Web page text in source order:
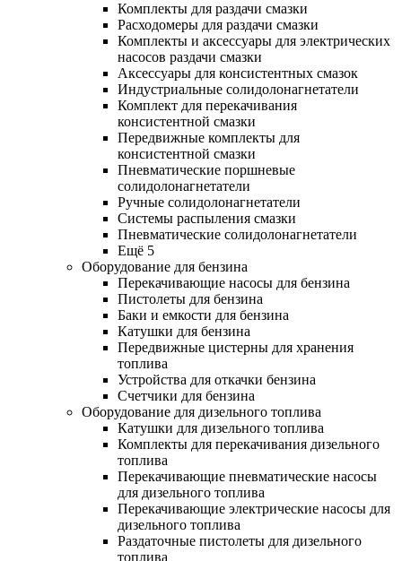
Комплекты для раздачи смазки
Расходомеры для раздачи смазки
Комплекты и аксессуары для электрических
насосов раздачи смазки
Аксессуары для консистентных смазок
Индустриальные солидолонагнетатели
Комплект для перекачивания
консистентной смазки
Передвижные комплекты для
консистентной смазки
Пневматические поршневые
солидолонагнетатели
Ручные солидолонагнетатели
Системы распыления смазки
Пневматические солидолонагнетатели
Ещё 5
Оборудование для бензина
Перекачивающие насосы для бензина
Пистолеты для бензина
Баки и емкости для бензина
Катушки для бензина
Передвижные цистерны для хранения
топлива
Устройства для откачки бензина
Счетчики для бензина
Оборудование для дизельного топлива
Катушки для дизельного топлива
Комплекты для перекачивания дизельного
топлива
Перекачивающие пневматические насосы
для дизельного топлива
Перекачивающие электрические насосы для
дизельного топлива
Раздаточные пистолеты для дизельного
топлива